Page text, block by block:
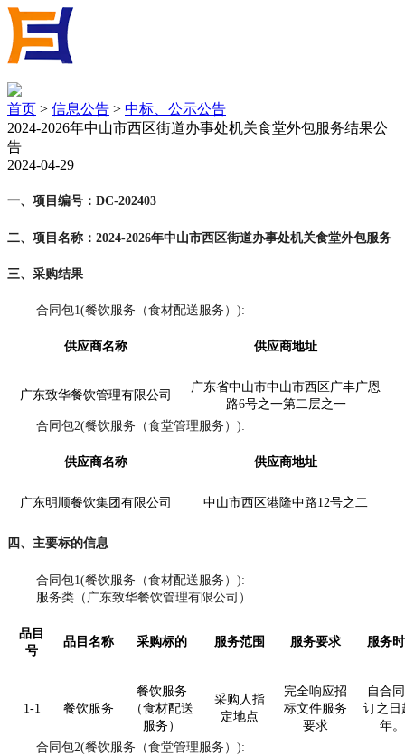
首页 > 信息公告 > 中标、公示公告
2024-2026年中山市西区街道办事处机关食堂外包服务结果公
告
2024-04-29
一、项目编号： DC-202403
二、项目名称：2024-2026年中山市西区街道办事处机关食堂外包服务
三、采购结果
合同包1(餐饮服务（食材配送服务）):
供应商名称 供应商地址
广东致华餐饮管理有限公司
广东省中山市中山市西区广丰广恩
路6号之一第二层之一
合同包2(餐饮服务（食堂管理服务）):
供应商名称 供应商地址
广东明顺餐饮集团有限公司 中山市西区港隆中路12号之二
四、主要标的信息
合同包1(餐饮服务（食材配送服务）):
服务类（广东致华餐饮管理有限公司）
品目
号
品目名称 采购标的 服务范围 服务要求 服务
1-1 餐饮服务
餐饮服务
（食材配送
服务）
采购人指
定地点
完全响应招
标文件服务
要求
自合
订之日
年。
合同包2(餐饮服务（食堂管理服务）):